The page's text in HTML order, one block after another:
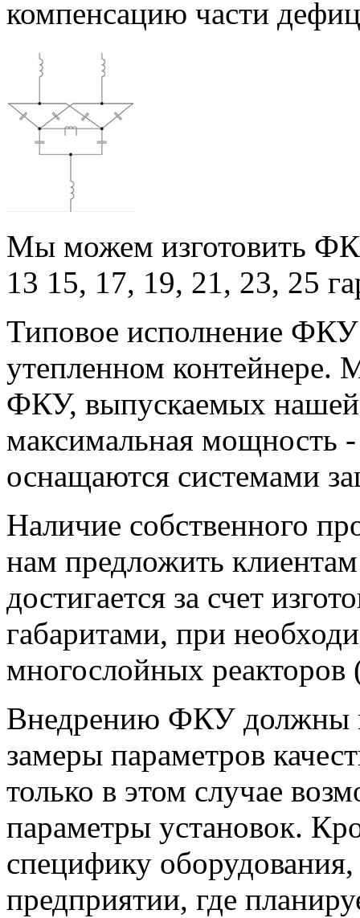
компенсацию части
Мы можем изготовить
13 15, 17, 19, 21, 23, 25
Типовое исполнение
утепленном контейнере.
ФКУ, выпускаемых
максимальная мощность
оснащаются системами
Наличие собственного
нам предложить
достигается за счет
габаритами, при
многослойных реакторов
Внедрению ФКУ должны
замеры параметров
только в этом случае
параметры установок.
специфику оборудования,
предприятии, где